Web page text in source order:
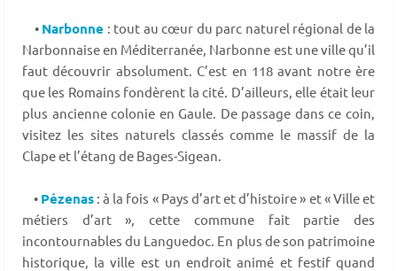
• Narbonne : tout au cœur du parc naturel régional de la
Narbonnaise en Méditerranée, Narbonne est une ville qu’il
faut découvrir absolument. C’est en 118 avant notre ère
que les Romains fondèrent la cité. D’ailleurs, elle était leur
plus ancienne colonie en Gaule. De passage dans ce coin,
visitez les sites naturels classés comme le massif de la
Clape et l’étang de Bages-Sigean.
• Pézenas: à la fois « Pays d’art et d’histoire » et « Ville et
métiers d’art », cette commune fait partie des
incontournables du Languedoc. En plus de son patrimoine
historique, la ville est un endroit animé et festif quand